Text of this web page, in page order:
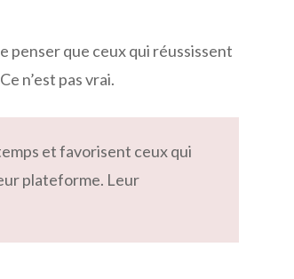
penser que ceux qui réussissent
n’est pas vrai.
et favorisent ceux qui
plateforme. Leur